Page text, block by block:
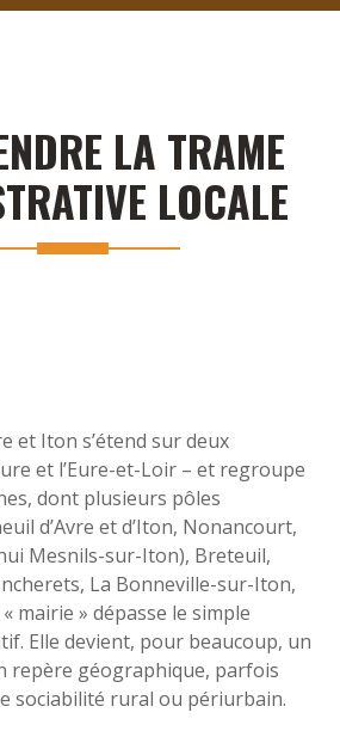
LA TRAME
LOCALE
et Iton s’étend sur deux
et l’Eure-et-Loir – et regroupe
dont plusieurs pôles
d’Avre et d’Iton, Nonancourt,
Mesnils-sur-Iton), Breteuil,
La Bonneville-sur-Iton,
mairie » dépasse le simple
Elle devient, pour beaucoup, un
repère géographique, parfois
sociabilité rural ou périurbain.